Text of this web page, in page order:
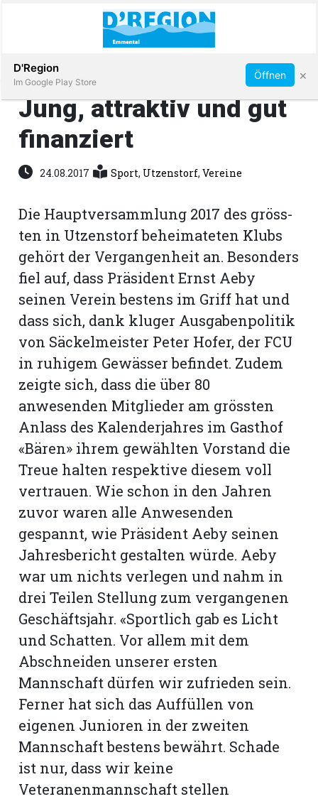
Immobilien
Veranstaltungen
Stellen
E-
Paper
App
Abonnieren
Jung, attraktiv und gut
finanziert
24.08.2017 Sport, Utzenstorf,Vereine
Die Hauptversammlung 2017 des gröss­
ten in Utzenstorf beheimateten Klubs
gehört der Vergangenheit an. Besonders
fiel auf, dass Präsident Ernst Aeby
seinen Verein bestens im Griff hat und
dass sich, dank kluger Ausgabenpolitik
von Säckelmeister Peter Hofer, der FCU
in ruhigem Gewässer befindet. Zudem
zeigte sich, dass die über 80
anwesenden Mitglieder am grössten
Anlass des Kalenderjahres im Gasthof
«Bären» ihrem gewählten Vorstand die
Treue halten respektive diesem voll
vertrauen. Wie schon in den Jahren
zuvor waren alle Anwesenden
gespannt, wie Präsident Aeby seinen
Jahresbericht gestalten würde. Aeby
war um nichts verlegen und nahm in
drei Teilen Stellung zum vergangenen
Geschäftsjahr. «Sportlich gab es Licht
und Schatten. Vor allem mit dem
Abschneiden unserer ersten
Mannschaft dürfen wir zufrieden sein.
Ferner hat sich das Auffüllen von
eigenen Junioren in der zweiten
Mannschaft bestens bewährt. Schade
ist nur, dass wir keine
Veteranenmannschaft stellen
D'Region
Im Google Play Store
Öffnen ×